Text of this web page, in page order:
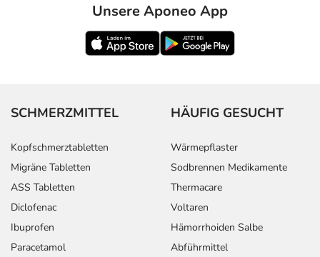
Unsere Aponeo App
SCHMERZMITTEL
Kopfschmerztabletten
Migräne Tabletten
ASS Tabletten
Diclofenac
Ibuprofen
Paracetamol
HÄUFIG GESUCHT
Wärmepflaster
Sodbrennen Medikamente
Thermacare
Voltaren
Hämorrhoiden Salbe
Abführmittel